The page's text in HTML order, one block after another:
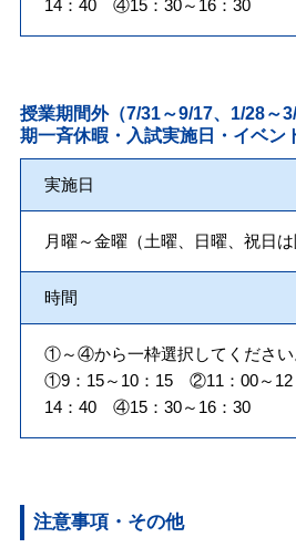
14：40 ④15：30～16：30
授業期間外（7/31～9/17、1/28
期一斉休暇・入試実施日・イベン
実施日
月曜～金曜（土曜、日曜、祝日
時間
①～④から一枠選択してください
①9：15～10：15 ②11：00～
14：40 ④15：30～16：30
注意事項・その他